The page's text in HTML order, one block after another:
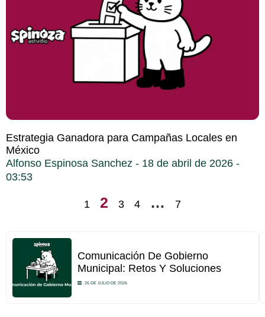
Estrategia Ganadora para Campañas Locales en
México
Alfonso Espinosa Sanchez
18 de abril de 2026
03:53
1 2 3 4 … 7
Comunicación De Gobierno
Municipal: Retos Y Soluciones
26 DE JULIO DE 2026